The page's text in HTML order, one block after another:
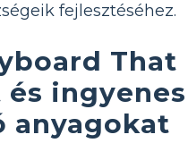
fejlesztéséhez.
That
ingyenes
anyagokat